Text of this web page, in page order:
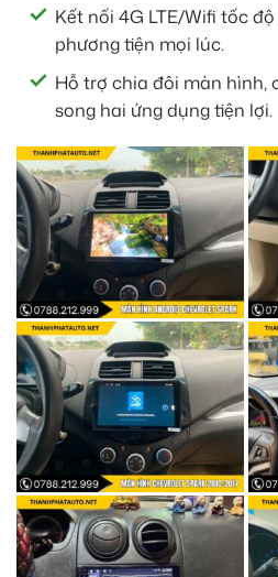
Kết nối 4G LTE/Wifi tốc
phương tiện mọi lúc.
Hỗ trợ chia đôi màn hình,
song hai ứng dụng tiện lợi.